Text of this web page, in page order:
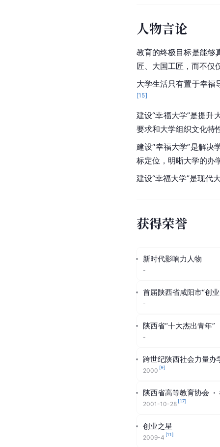
人物言论
教育的终极目标是能够
匠、大国工匠，而不仅
大学生活只有置于幸福
[15]
建设“幸福大学”是提升
要求和大学组织文化特
建设“幸福大学”是解决
标定位，明晰大学的办
建设“幸福大学”是现代
获得荣誉
新时代影响力人物
-
首届陕西省咸阳市“创
-
陕西省“十大杰出青年”
-
跨世纪陕西社会力量办
2000 [9]
陕西省高等教育协会 ·
2001-10-28 [17]
创业之星
2009-4 [11]